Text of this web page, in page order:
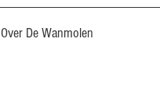
Over De Wanmolen